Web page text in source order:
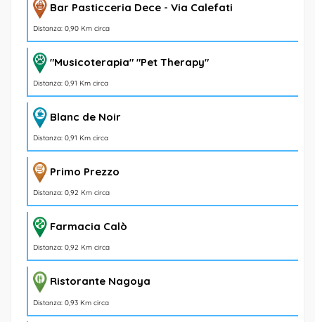
Bar Pasticceria Dece - Via Calefati
Distanza: 0,90 Km circa
"Musicoterapia" "Pet Therapy"
Distanza: 0,91 Km circa
Blanc de Noir
Distanza: 0,91 Km circa
Primo Prezzo
Distanza: 0,92 Km circa
Farmacia Calò
Distanza: 0,92 Km circa
Ristorante Nagoya
Distanza: 0,93 Km circa